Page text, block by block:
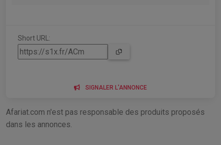
Short URL:
SIGNALER L'ANNONCE
Afariat.com n'est pas responsable des produits proposés
dans les annonces.